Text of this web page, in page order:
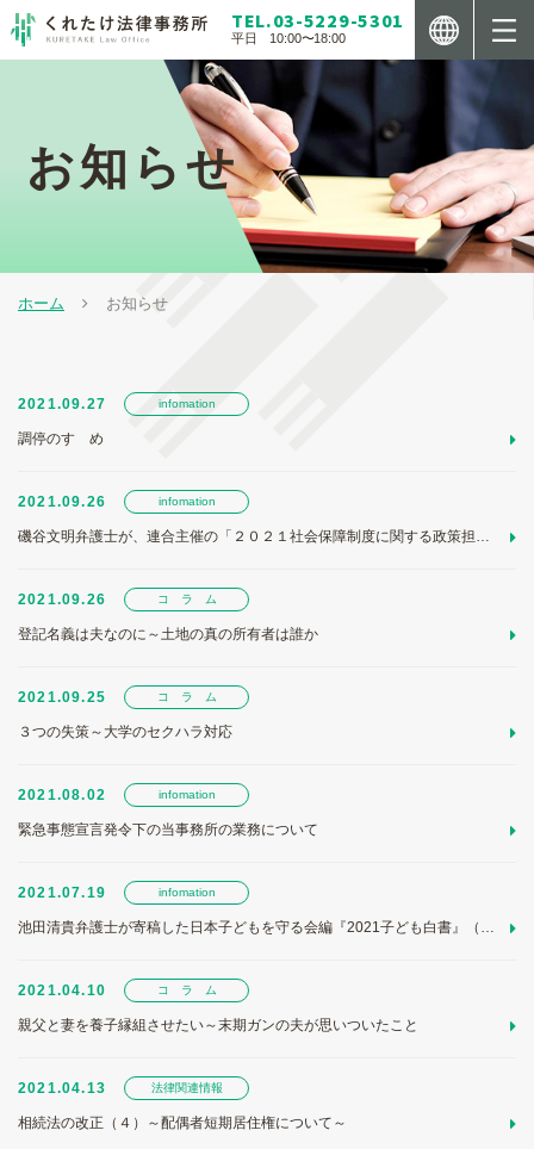
新着情報
法人の方へ
個人の方へ
弁護士紹介
TEL.03-5229-5301
平日 10:00〜18:00
お知らせ
ホーム お知らせ
2021.09.27 infomation
調停のすゝめ
2021.09.26 infomation
磯谷文明弁護士が、連合主催の「２０２１社会保障制度に関する政策担当者会議」で講演をしました
2021.09.26 コ ラ ム
登記名義は夫なのに～土地の真の所有者は誰か
2021.09.25 コ ラ ム
３つの失策～大学のセクハラ対応
2021.08.02 infomation
緊急事態宣言発令下の当事務所の業務について
2021.07.19 infomation
池田清貴弁護士が寄稿した日本子どもを守る会編『2021子ども白書』（かもがわ出版、2021）が出版されました。
2021.04.10 コ ラ ム
親父と妻を養子縁組させたい～末期ガンの夫が思いついたこと
2021.04.13 法律関連情報
相続法の改正（４）～配偶者短期居住権について～